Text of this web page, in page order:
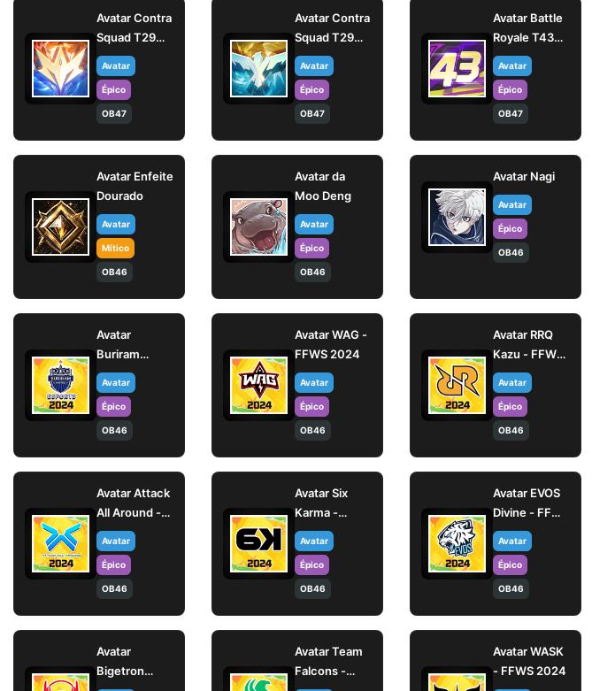
Avatar Contra
Squad T29
(Elite)
Avatar
Épico
OB47
Avatar Contra
Squad T29
(Mestre)
Avatar
Épico
OB47
Avatar Battle
Royale T43
(Elite)
Avatar
Épico
OB47
Avatar Enfeite
Dourado
Avatar
Mítico
OB46
Avatar da
Moo Deng
Avatar
Épico
OB46
Avatar Nagi
Avatar
Épico
OB46
Avatar
Buriram
United
Esports -
FFWS 2024
Avatar
Épico
OB46
Avatar WAG -
FFWS 2024
Avatar
Épico
OB46
Avatar RRQ
Kazu - FFWS
2024
Avatar
Épico
OB46
Avatar Attack
All Around -
FFWS 2024
Avatar
Épico
OB46
Avatar Six
Karma -
FFWS 2024
Avatar
Épico
OB46
Avatar EVOS
Divine - FFWS
2024
Avatar
Épico
OB46
Avatar
Bigetron
Avatar Team
Falcons -
Avatar WASK
- FFWS 2024